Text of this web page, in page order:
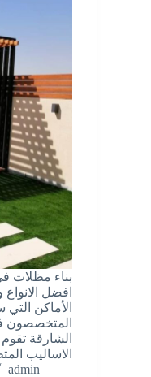
بناء مظلات
افضل
الأماكن
المتخصصون
الشارقة
الاساليب
admin